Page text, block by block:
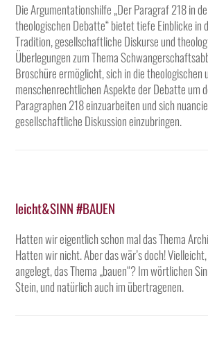
Die Argumentationshilfe „Der Paragraf 218 in
theologischen Debatte“ bietet tiefe Einblicke in
Tradition, gesellschaftliche Diskurse und
Überlegungen zum Thema
Broschüre ermöglicht, sich in die theologischen
menschenrechtlichen Aspekte der Debatte um
Paragraphen 218 einzuarbeiten und sich
gesellschaftliche Diskussion einzubringen.
leicht&SINN #BAUEN
Hatten wir eigentlich schon mal das Thema
Hatten wir nicht. Aber das wär’s doch!
angelegt, das Thema „bauen“? Im wörtlichen
Stein, und natürlich auch im übertragenen.